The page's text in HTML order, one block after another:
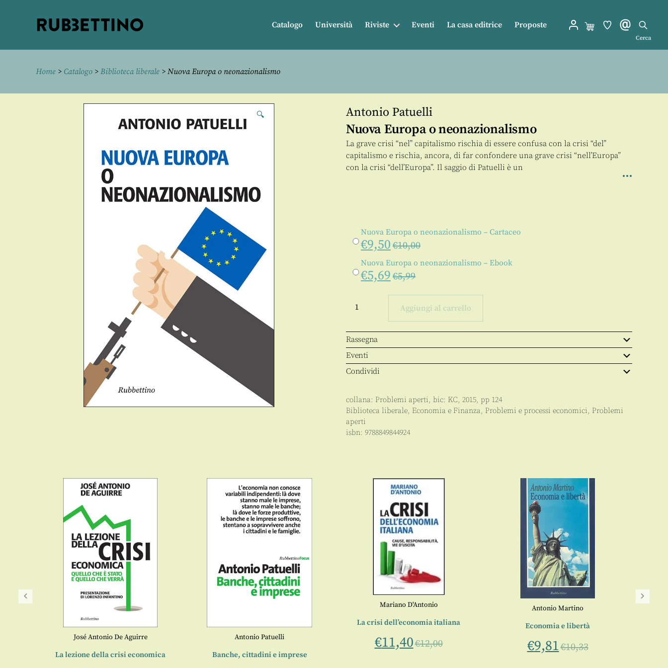
Catalogo Università Riviste Eventi La casa editrice Proposte
Cerca
Home > Catalogo > Biblioteca liberale > Nuova Europa o neonazionalismo
🔍 Antonio Patuelli
Nuova Europa o neonazionalismo
La grave crisi “nel” capitalismo rischia di essere confusa con la crisi “del”
capitalismo e rischia, ancora, di far confondere una grave crisi “nell’Europa”
con la crisi “dell’Europa”. Il saggio di Patuelli è un
Nuova Europa o neonazionalismo – Cartaceo
€9,50 €10,00
Nuova Europa o neonazionalismo – Ebook
€5,69 €5,99
Europa
neonazionalismo
quantità
Aggiungi al carrello
Rassegna
Eventi
Condividi
collana: Problemi aperti, bic: KC, 2015, pp 124
Biblioteca liberale, Economia e Finanza, Problemi e processi economici, Problemi
aperti
isbn: 9788849844924
José Antonio De Aguirre
La lezione della crisi economica
Antonio Patuelli
Banche, cittadini e imprese
Mariano D'Antonio
La crisi dell’economia italiana
€11,40€12,00
Antonio Martino
Economia e libertà
€9,81€10,33